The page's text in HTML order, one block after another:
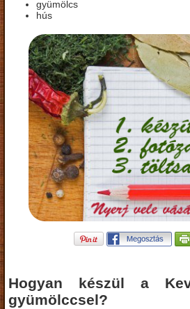
gyümölcs
hús
Hogyan készül a
gyümölccsel?